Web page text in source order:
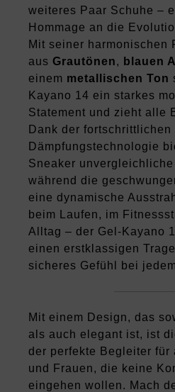
weiteres Paar Schuhe –
Hommage an die
Mit seiner harmonischen
ausGrautönen, blauen
einem metallischen Ton
Kayano 14 ein starkes
Statement und zieht alle
Dank der fortschrittlichen
Dämpfungstechnologie
Sneaker
während die
eine dynamische
beim Laufen, im
Alltag – der Gel-Kayano
einen erstklassigen
sicheres Gefühl bei
Mit einem Design, das
als auch elegant ist, ist
der perfekte Begleiter für
und Frauen, die keine
eingehen wollen. Mach